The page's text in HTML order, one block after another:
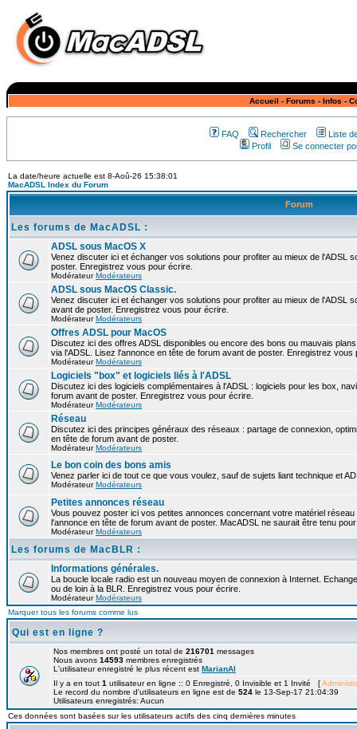
Accueil - Forums - Infos -
FAQ Rechercher
Liste
Profil
Se connecter
La date/heure actuelle est 8-Aoû-26 15:38:01
MacADSL Index du Forum
Forum
Les forums de MacADSL :
ADSL sous MacOS X
Venez discuter ici et échanger vos solutions pour profiter au mieux de l'ADSL
poster. Enregistrez vous pour écrire.
ModérateurModérateurs
ADSL sous MacOS Classic.
Venez discuter ici et échanger vos solutions pour profiter au mieux de l'ADSL
avant de poster. Enregistrez vous pour écrire.
ModérateurModérateurs
Offres ADSL pour MacOS
Discutez ici des offres ADSL disponibles ou encore des bons ou mauvais
via l'ADSL. Lisez l'annonce en tête de forum avant de poster. Enregistrez vous
ModérateurModérateurs
Logiciels "box" et logiciels liés à l'ADSL
Discutez ici des logiciels complémentaires à l'ADSL : logiciels pour les box,
forum avant de poster. Enregistrez vous pour écrire.
ModérateurModérateurs
Réseau
Discutez ici des principes généraux des réseaux : partage de connexion,
en tête de forum avant de poster.
ModérateurModérateurs
Le bon coin des bons amis
Venez parler ici de tout ce que vous voulez, sauf de sujets liant technique et
ModérateurModérateurs
Petites annonces réseau
Vous pouvez poster ici vos petites annonces concernant votre matériel
l'annonce en tête de forum avant de poster. MacADSL ne saurait être tenu
ModérateurModérateurs
Les forums de MacBLR :
Informations générales.
La boucle locale radio est un nouveau moyen de connexion à Internet.
ou de loin à la BLR. Enregistrez vous pour écrire.
ModérateurModérateurs
Marquer tous les forums comme lus
Qui est en ligne ?
Nos membres ont posté un total de 216701 messages
Nous avons 14593 membres enregistrés
L'utilisateur enregistré le plus récent est MarianAl
Il y a en tout 1 utilisateur en ligne :: 0 Enregistré, 0 Invisible et 1 Invité [
Le record du nombre d'utilisateurs en ligne est de 524 le 13-Sep-17 21:04:39
Utilisateurs enregistrés: Aucun
Ces données sont basées sur les utilisateurs actifs des cinq dernières minutes